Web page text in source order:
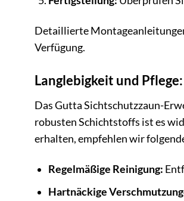
Detaillierte
Verfügung.
Langlebigkeit und
Das Gutta Sichtschutzzaun-
robusten Schichtstoffs ist es
erhalten, empfehlen wir
Regelmäßige Reinigung:
Hartnäckige